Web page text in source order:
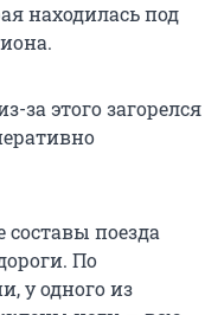
находилась под
этого загорелся
поезда
По
у одного из